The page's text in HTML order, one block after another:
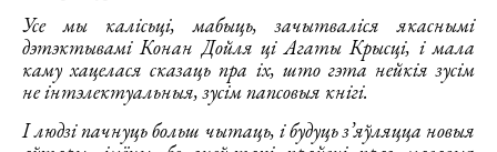
Усе мы калісьці, мабыць, зачытваліся якаснымі
дэтэктывамі Конан Дойля ці Агаты Крысці, і мала
каму хацелася сказаць пра іх, што гэта нейкія зусім
не інтэлектуальныя, зусім папсовыя кнігі.
І людзі пачнуць больш чытаць, і будуць з’яўляцца новыя